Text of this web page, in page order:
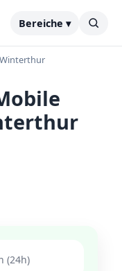
Bereiche ▾
Winterthur
(24h)